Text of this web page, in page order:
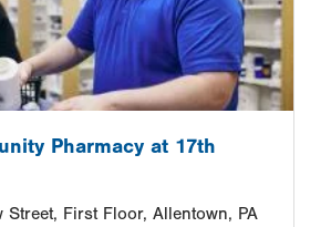
Pharmacy at 17th
Street, First Floor, Allentown, PA